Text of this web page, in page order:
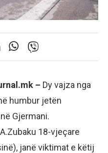
– Dy vajza nga
humbur jetën
Gjermani.
18-vjeçare
janë viktimat e këtij